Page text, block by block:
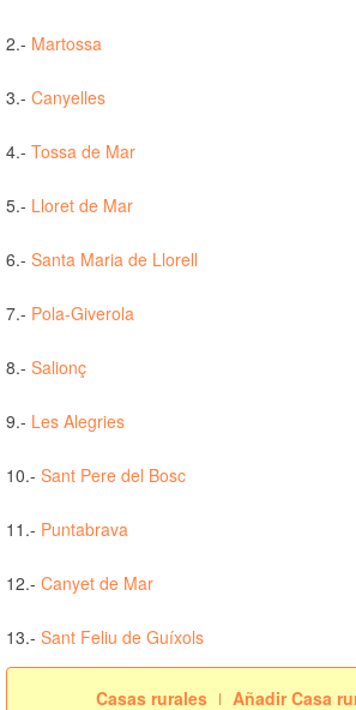
2.- Martossa
3.- Canyelles
4.- Tossa de Mar
5.- Lloret de Mar
6.- Santa Maria de Llorell
7.- Pola-Giverola
8.- Salionç
9.- Les Alegries
10.- Sant Pere del Bosc
11.- Puntabrava
12.- Canyet de Mar
13.- Sant Feliu de Guíxols
Casas rurales Añadir Casa